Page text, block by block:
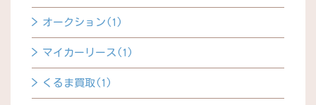
オークション(1)
マイカーリース(1)
くるま買取(1)